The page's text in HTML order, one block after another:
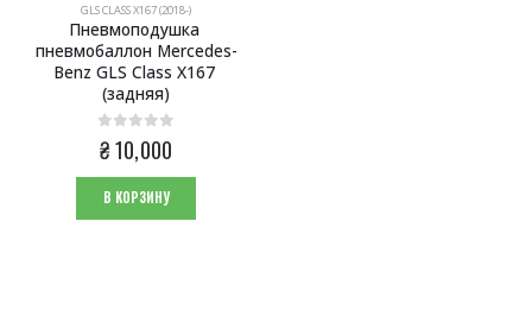
GLS CLASS X167 (2018-)
Пневмоподушка
пневмобаллон Mercedes-
Benz GLS Class X167
(задняя)
0 из 5
₴10,000
В КОРЗИНУ